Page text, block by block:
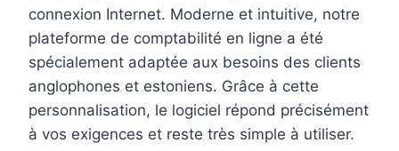
connexion Internet. Moderne et intuitive, notre
plateforme de comptabilité en ligne a été
spécialement adaptée aux besoins des clients
anglophones et estoniens. Grâce à cette
personnalisation, le logiciel répond précisément
à vos exigences et reste très simple à utiliser.